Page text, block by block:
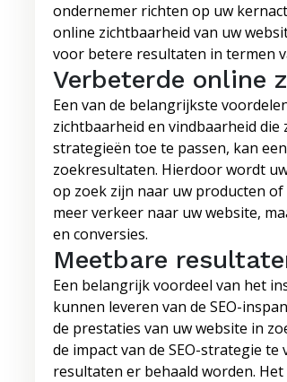
ondernemer richten op uw
online zichtbaarheid van uw
voor betere resultaten in termen
Verbeterde online
Een van de belangrijkste
zichtbaarheid en vindbaarheid
strategieën toe te passen, kan
zoekresultaten. Hierdoor wordt
op zoek zijn naar uw producten
meer verkeer naar uw website,
en conversies.
Meetbare
Een belangrijk voordeel van het
kunnen leveren van de SEO-
de prestaties van uw website in
de impact van de SEO-strategie
resultaten er behaald worden.